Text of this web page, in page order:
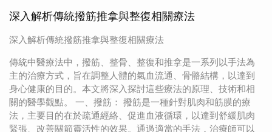
深入解析傳統撥筋推拿與整復相關療法
深入解析傳統撥筋推拿與整復相關療法
傳統中醫療法中，撥筋、整骨、整復和推拿是一系列以手法為
主的治療方式，旨在調整人體的氣血流通、骨骼結構，以達到
身心健康的目的。本文將深入探討這些療法的原理、技術和相
關的醫學觀點。 一、撥筋： 撥筋是一種針對肌肉和筋膜的療
法，主要目的在於疏通經絡、促進血液循環，以達到舒緩肌肉
緊張、改善關節靈活性的效果。通過適當的手法，治療師可以